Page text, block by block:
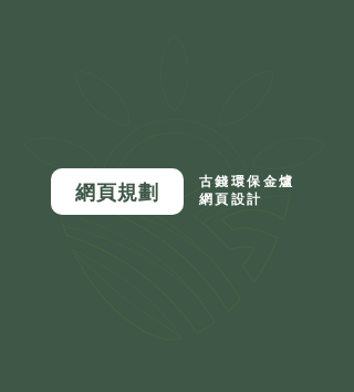
網頁規劃
古錢環保金爐
網頁設計